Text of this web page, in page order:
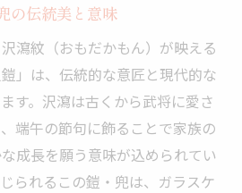
の伝統美と意味
瀉紋（おもだかもん）が映える
」は、伝統的な意匠と現代的な
す。沢瀉は古くから武将に愛さ
端午の節句に飾ることで家族の
成長を願う意味が込められてい
られるこの鎧・兜は、ガラスケ